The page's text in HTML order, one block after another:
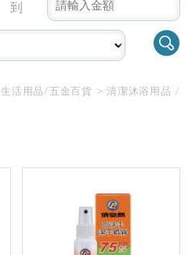
到
生活用品/五金百貨 清潔沐浴用品